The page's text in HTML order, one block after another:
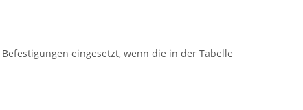
eingesetzt, wenn die in der Tabelle